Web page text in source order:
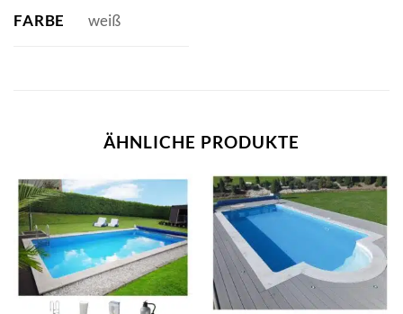
FARBE weiß
ÄHNLICHE PRODUKTE